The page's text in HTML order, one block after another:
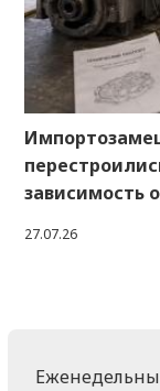
зависимость
27.07.26